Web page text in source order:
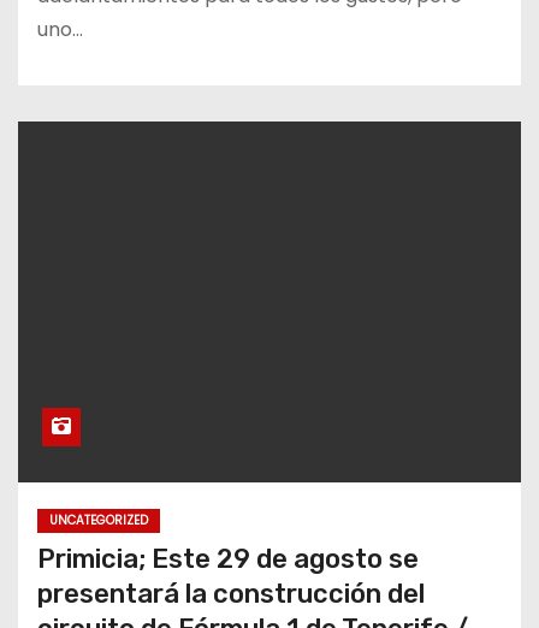
uno…
UNCATEGORIZED
Primicia; Este 29 de agosto se
presentará la construcción del